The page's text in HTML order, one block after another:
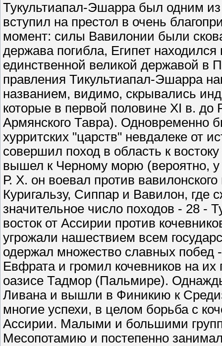
Тукультиапал-Эшарра был одним
вступил на престол в очень
момент: силы Вавилонии были
держава погибла, Египет
единственной великой державой в
правления Тикультиапал-Эшарра
названием, видимо, скрывались
которые в первой половине XI в. до
Армянского Тавра). Одновременно
хурритских "царств" невдалеке от
совершил поход в область к
вышел к Черному морю (вероятно, у
Р. Х. он воевал против
Куригальзу, Сиппар и Вавилон, где
значительное число походов - 28 -
восток от Ассирии против
угрожали нашествием всем
одержал множество славных побед
Евфрата и громил кочевников на
оазисе Тадмор (Пальмире).
Ливана и вышли в Финикию к
многие успехи, в целом борьба с
Ассирии. Малыми и большими
Месопотамию и постепенно